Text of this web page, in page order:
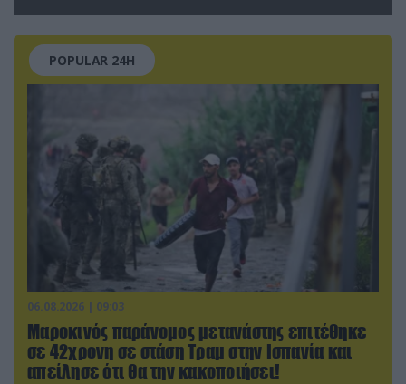
POPULAR 24H
06.08.2026 | 09:03
Μαροκινός παράνομος μετανάστης επιτέθηκε
σε 42χρονη σε στάση Τραμ στην Ισπανία και
απείλησε ότι θα την κακοποιήσει!